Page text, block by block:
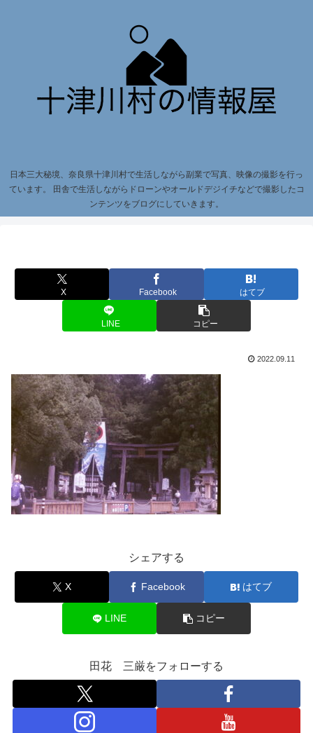
日本三大秘境、奈良県十津川村で生活しながら副業で写真、映像の撮影を行っ
ています。 田舎で生活しながらドローンやオールドデジイチなどで撮影したコ
ンテンツをブログにしていきます。
X Facebook はてブ
LINE コピー
2022.09.11
シェアする
X Facebook はてブ
LINE コピー
田花 三厳をフォローする